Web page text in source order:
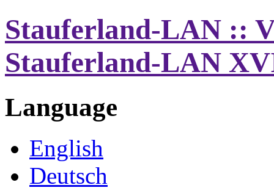
Stauferland-LAN ::
Stauferland-LAN
Language
English
Deutsch